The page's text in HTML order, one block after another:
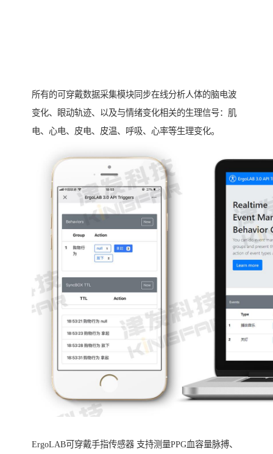
所有的可穿戴数据采集模块同步在线分析人体的脑电波
变化、眼动轨迹、以及与情绪变化相关的生理信号：肌
电、心电、皮电、皮温、呼吸、心率等生理变化。
ErgoLAB可穿戴手指传感器 支持测量PPG血容量脉搏、